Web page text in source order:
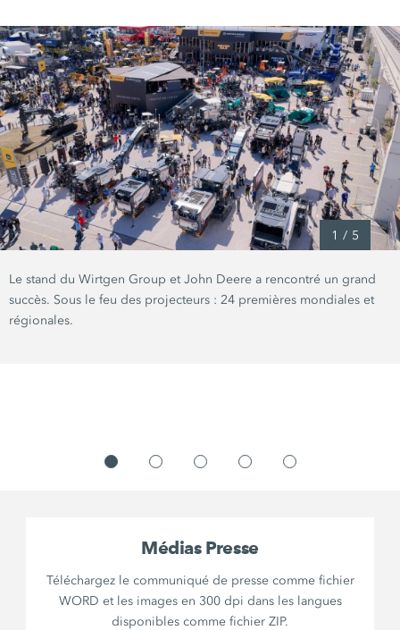
1 / 5
Le stand du Wirtgen Group et John Deere a rencontré un grand
succès. Sous le feu des projecteurs : 24 premières mondiales et
régionales.
Médias Presse
Téléchargez le communiqué de presse comme fichier
WORD et les images en 300 dpi dans les langues
disponibles comme fichier ZIP.